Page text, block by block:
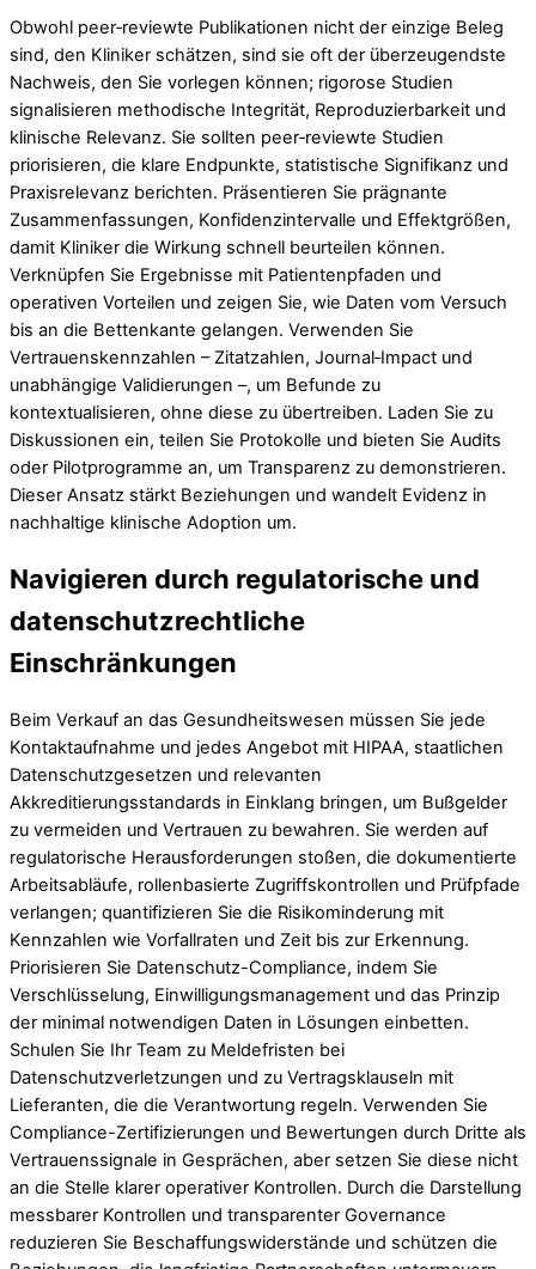
Obwohl peer‑reviewte Publikationen nicht der einzige Beleg
sind, den Kliniker schätzen, sind sie oft der überzeugendste
Nachweis, den Sie vorlegen können; rigorose Studien
signalisieren methodische Integrität, Reproduzierbarkeit und
klinische Relevanz. Sie sollten peer‑reviewte Studien
priorisieren, die klare Endpunkte, statistische Signifikanz und
Praxisrelevanz berichten. Präsentieren Sie prägnante
Zusammenfassungen, Konfidenzintervalle und Effektgrößen,
damit Kliniker die Wirkung schnell beurteilen können.
Verknüpfen Sie Ergebnisse mit Patientenpfaden und
operativen Vorteilen und zeigen Sie, wie Daten vom Versuch
bis an die Bettenkante gelangen. Verwenden Sie
Vertrauenskennzahlen – Zitatzahlen, Journal‑Impact und
unabhängige Validierungen –, um Befunde zu
kontextualisieren, ohne diese zu übertreiben. Laden Sie zu
Diskussionen ein, teilen Sie Protokolle und bieten Sie Audits
oder Pilotprogramme an, um Transparenz zu demonstrieren.
Dieser Ansatz stärkt Beziehungen und wandelt Evidenz in
nachhaltige klinische Adoption um.
Navigieren durch regulatorische und
datenschutzrechtliche
Einschränkungen
Beim Verkauf an das Gesundheitswesen müssen Sie jede
Kontaktaufnahme und jedes Angebot mit HIPAA, staatlichen
Datenschutzgesetzen und relevanten
Akkreditierungsstandards in Einklang bringen, um Bußgelder
zu vermeiden und Vertrauen zu bewahren. Sie werden auf
regulatorische Herausforderungen stoßen, die dokumentierte
Arbeitsabläufe, rollenbasierte Zugriffskontrollen und Prüfpfade
verlangen; quantifizieren Sie die Risikominderung mit
Kennzahlen wie Vorfallraten und Zeit bis zur Erkennung.
Priorisieren Sie Datenschutz-Compliance, indem Sie
Verschlüsselung, Einwilligungsmanagement und das Prinzip
der minimal notwendigen Daten in Lösungen einbetten.
Schulen Sie Ihr Team zu Meldefristen bei
Datenschutzverletzungen und zu Vertragsklauseln mit
Lieferanten, die die Verantwortung regeln. Verwenden Sie
Compliance-Zertifizierungen und Bewertungen durch Dritte als
Vertrauenssignale in Gesprächen, aber setzen Sie diese nicht
an die Stelle klarer operativer Kontrollen. Durch die Darstellung
messbarer Kontrollen und transparenter Governance
reduzieren Sie Beschaffungswiderstände und schützen die